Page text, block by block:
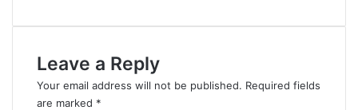
Leave a Reply
Your email address will not be published. Required fields
are marked *